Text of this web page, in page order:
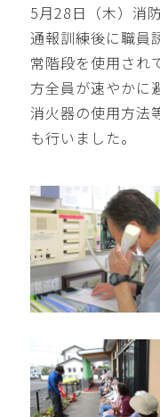
5月28日（木）消
通報訓練後に職員
常階段を使用され
方全員が速やかに
消火器の使用方法
も行いました。